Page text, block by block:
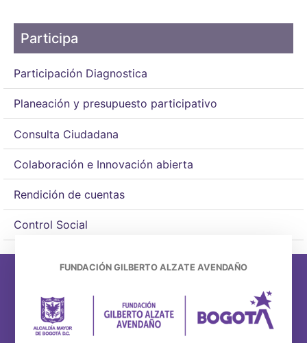
Participa
Participación Diagnostica
Planeación y presupuesto participativo
Consulta Ciudadana
Colaboración e Innovación abierta
Rendición de cuentas
Control Social
FUNDACIÓN GILBERTO ALZATE AVENDAÑO